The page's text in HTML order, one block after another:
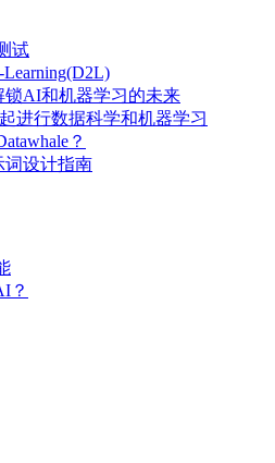
试
Learning(D2L)
锁AI和机器学习的未来
进行数据科学和机器学习
？
词设计指南
？